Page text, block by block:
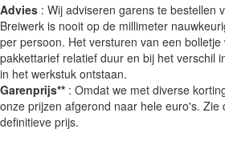
Advies : Wij adviseren garens te bestellen
Breiwerk is nooit op de millimeter
per persoon. Het versturen van een
pakkettarief relatief duur en bij het verschil
in het werkstuk ontstaan.
Garenprijs** : Omdat we met diverse
onze prijzen afgerond naar hele euro's. Zie
definitieve prijs.